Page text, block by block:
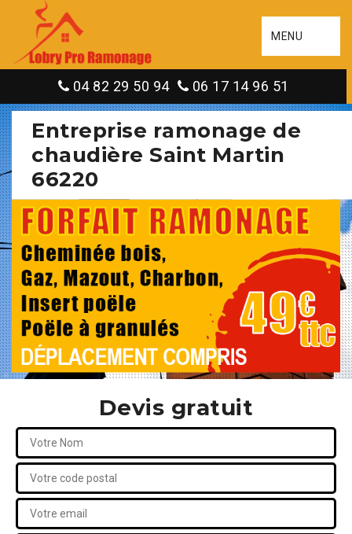
MENU
04 82 29 50 94 06 17 14 96 51
Entreprise ramonage de
chaudière Saint Martin
66220
Devis gratuit